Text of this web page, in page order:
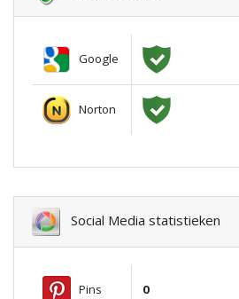
Google
Norton
Social Media statistieken
Pins 0